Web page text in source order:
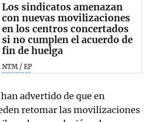
Los sindicatos amenazan
con nuevas movilizaciones
en los centros concertados
si no cumplen el acuerdo de
fin de huelga
NTM / EP
advertido de que en
retomar las movilizaciones